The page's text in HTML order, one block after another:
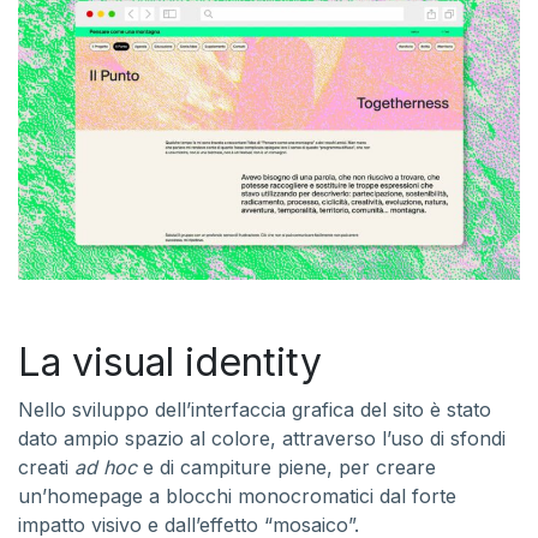
La visual identity
Nello sviluppo dell’interfaccia grafica del sito è stato
dato ampio spazio al colore, attraverso l’uso di sfondi
creati ad hoce di campiture piene, per creare
un’homepage a blocchi monocromatici dal forte
impatto visivo e dall’effetto “mosaico”.